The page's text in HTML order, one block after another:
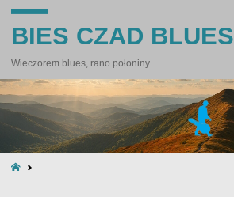
BIES CZAD BLUES
Wieczorem blues, rano połoniny
STRONA